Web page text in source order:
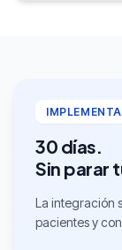
30 días.
Sin parar
La integración
pacientes y